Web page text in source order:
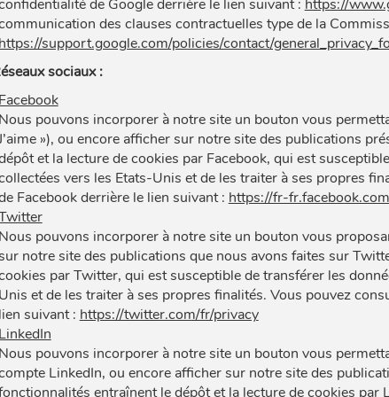
de Google derrière le lien suivant : https://
des clauses contractuelles type de la
support.google.com/policies/contact/
sociaux :
pouvons incorporer à notre site un bouton vous
»), ou encore afficher sur notre site des publications
et la lecture de cookies par Facebook, qui est
vers les Etats-Unis et de les traiter à ses propres
Facebook derrière le lien suivant : https://fr-
pouvons incorporer à notre site un bouton vous
notre site des publications que nous avons faites sur
par Twitter, qui est susceptible de transférer les
et de les traiter à ses propres finalités. Vous pouvez
suivant : https://twitter.com/fr/privacy
pouvons incorporer à notre site un bouton vous
LinkedIn, ou encore afficher sur notre site des
entraînent le dépôt et la lecture de cookies